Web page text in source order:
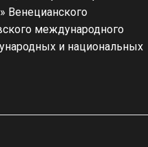
Венецианского
международного
и национальных